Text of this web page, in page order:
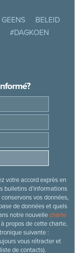
BELEID
#DAGKOEN
votre accord exprès en
bulletins d’informations
vos données,
de données et quels
notre nouvellecharte
propos de cette charte,
suivante :
vous rétracter et
de contacts).